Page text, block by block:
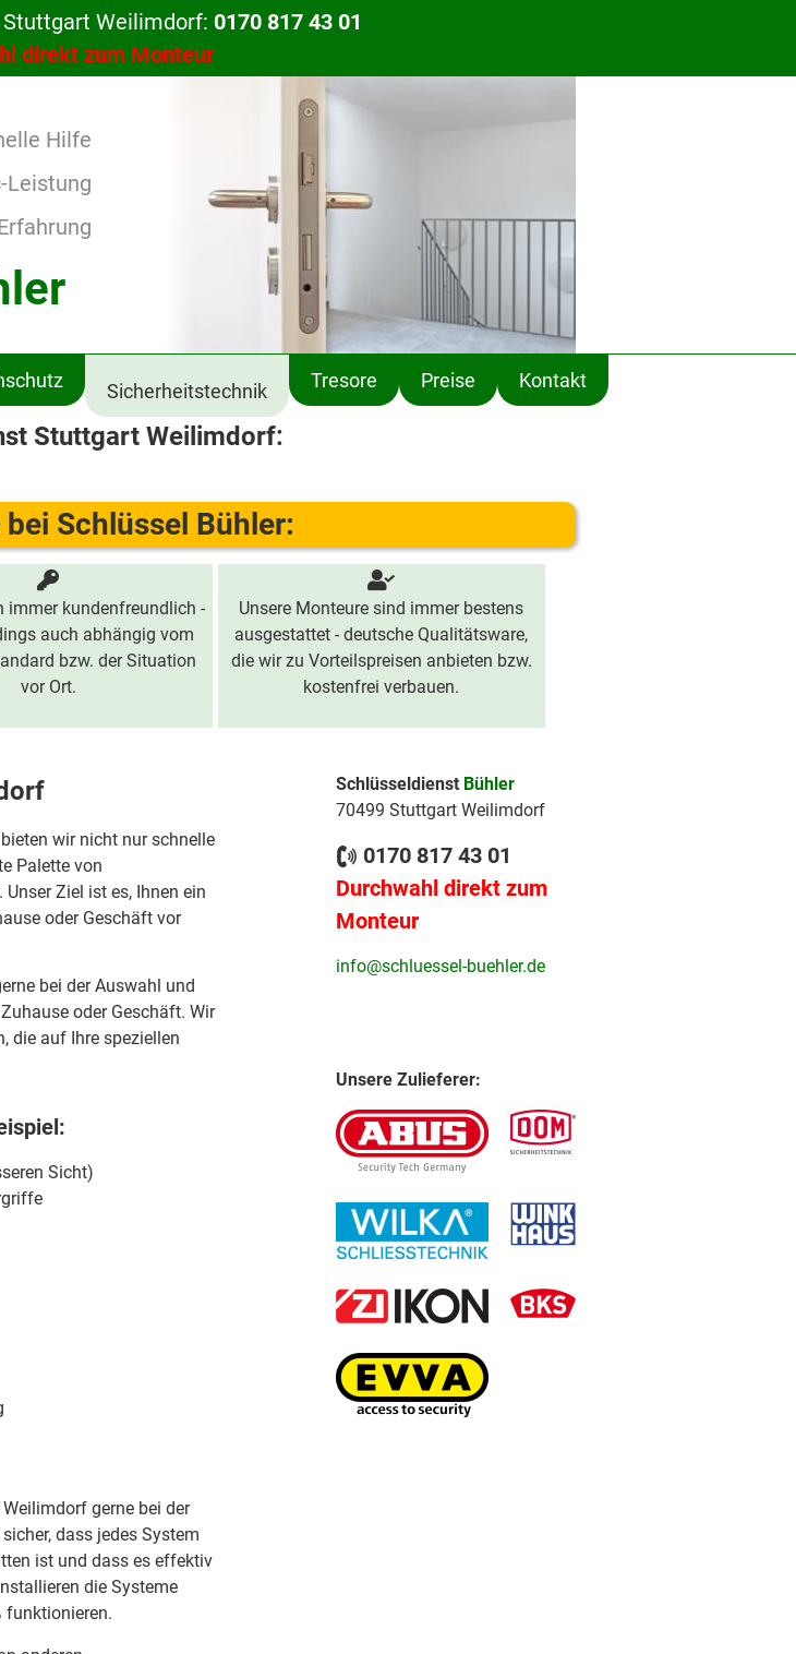
Weilimdorf: 0170 817 43 01
direkt zum Monteur
Hilfe
Leistung
Sicherheitstechnik Tresore Preise Kontakt
Stuttgart Weilimdorf:
Schlüssel Bühler:
immer kundenfreundlich -
auch abhängig vom
bzw. der Situation
vor Ort.
Unsere Monteure sind immer bestens
ausgestattet - deutsche Qualitätsware,
die wir zu Vorteilspreisen anbieten bzw.
kostenfrei verbauen.
wir nicht nur schnelle
Palette von
Ziel ist es, Ihnen ein
oder Geschäft vor
bei der Auswahl und
oder Geschäft. Wir
die auf Ihre speziellen
Sicht)
gerne bei der
dass jedes System
ist und dass es effektiv
die Systeme
funktionieren.
Schlüsseldienst Bühler
70499 Stuttgart Weilimdorf
0170 817 43 01
Durchwahl direkt zum
Monteur
info@schluessel-buehler.de
Unsere Zulieferer: